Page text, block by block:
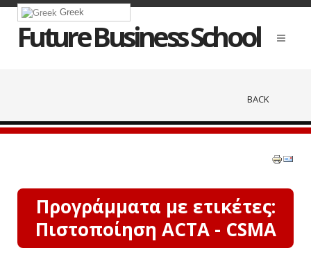
Greek
Future Business School
BACK
Προγράμματα με ετικέτες:
Πιστοποίηση ACTA - CSMA